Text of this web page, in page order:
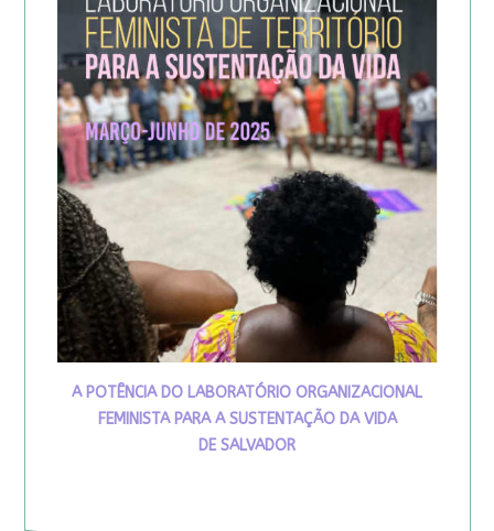
A POTÊNCIA DO LABORATÓRIO ORGANIZACIONAL
FEMINISTA PARA A SUSTENTAÇÃO DA VIDA
DE SALVADOR